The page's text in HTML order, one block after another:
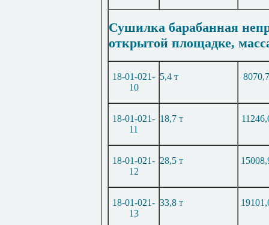
Сушилка барабанная
открытой площадке,
18-01-021-
10
5,4 т
18-01-021-
11
18,7 т
18-01-021-
12
28,5 т
18-01-021-
13
33,8 т